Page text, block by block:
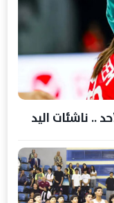
.. ناشئات اليد